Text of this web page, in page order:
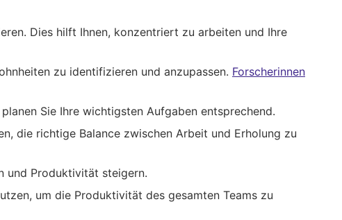
Dies hilft Ihnen, konzentriert zu arbeiten und Ihre
zu identifizieren und anzupassen. Forscherinnen
Sie Ihre wichtigsten Aufgaben entsprechend.
die richtige Balance zwischen Arbeit und Erholung zu
und Produktivität steigern.
um die Produktivität des gesamten Teams zu